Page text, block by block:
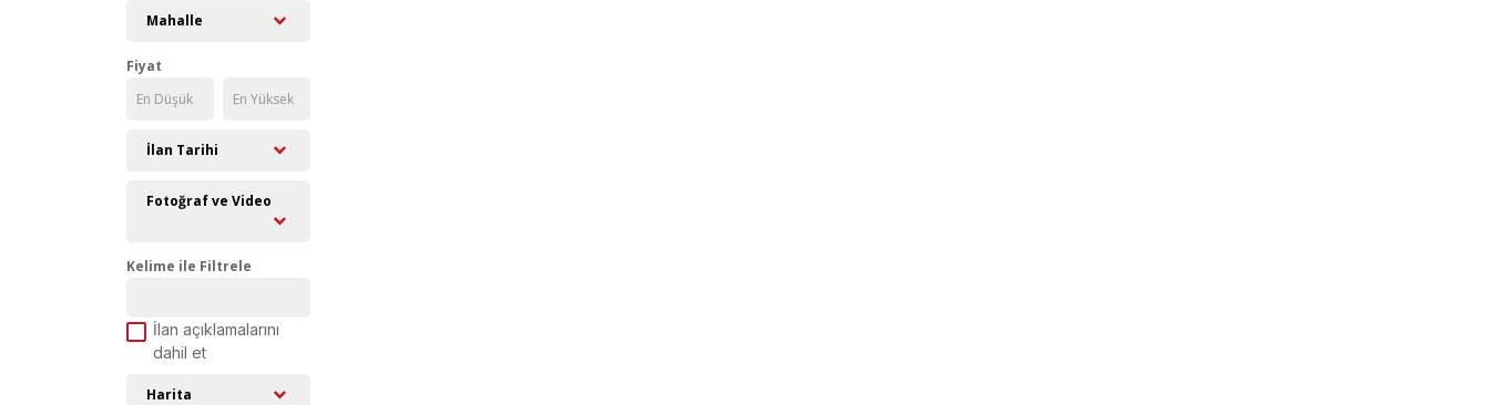
Mahalle
Fiyat
İlan Tarihi
Fotoğraf ve Video
Kelime ile Filtrele
İlan açıklamalarını
dahil et
Harita